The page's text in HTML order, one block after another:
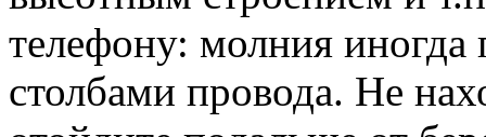
телефону: молния иногда
столбами провода. Не